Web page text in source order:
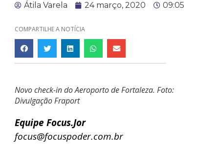
Átila Varela 24 março, 2020 09:05
COMPARTILHE A NOTÍCIA
Novo check-in do Aeroporto de Fortaleza. Foto:
Divulgação Fraport
Equipe Focus.Jor
focus@focuspoder.com.br